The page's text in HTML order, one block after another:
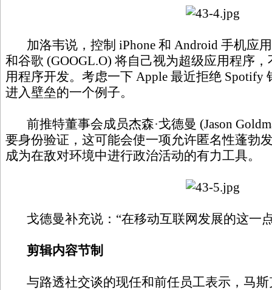
加洛韦说，控制 iPhone 和 Android 手机应
和谷歌 (GOOGL.O) 将自己视为超级应用程序
用程序开发。考虑一下 Apple 最近拒绝 Spotify
进入壁垒的一个例子。
前推特董事会成员杰森·戈德曼 (Jason
要身份验证，这可能会使一项允许匿名性蓬勃
成为在敌对环境中进行政治活动的有力工具。
戈德曼补充说：“在移动互联网发展的这一
剪辑内容节制
与路透社交谈的现任和前任员工表示，马斯